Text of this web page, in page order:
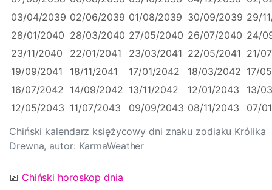
Chiński kalendarz księżycowy dni znaku zodiaku Królika
Drewna, autor: KarmaWeather
03/04/2039 02/06/2039 01/08/2039 30/09/2039 29/
28/01/2040 28/03/2040 27/05/2040 26/07/2040 24/
23/11/2040
22/01/2041 23/03/2041 22/05/2041 21/
19/09/2041
18/11/2041 17/01/2042 18/03/2042 17/
16/07/2042 14/09/2042 13/11/2042 12/01/2043
13/
12/05/2043 11/07/2043 09/09/2043 08/11/2043 07/
📅 Chiński horoskop dnia